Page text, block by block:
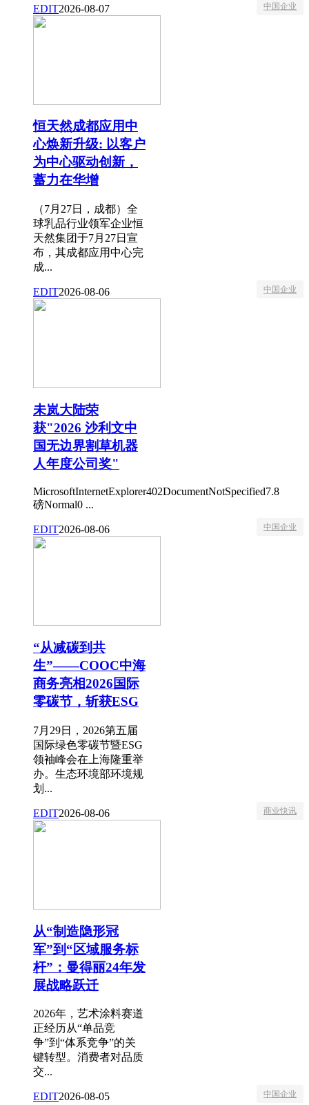
EDIT2026-08-07 中国企业
恒天然成都应用中
心焕新升级: 以客户
为中心驱动创新，
蓄力在华增
（7月27日，成都）全
球乳品行业领军企业恒
天然集团于7月27日宣
布，其成都应用中心完
成...
EDIT2026-08-06 中国企业
未岚大陆荣
获"2026 沙利文中
国无边界割草机器
人年度公司奖"
MicrosoftInternetExplorer402DocumentNotSpecified7.8
磅Normal0 ...
EDIT2026-08-06 中国企业
“从减碳到共
生”——COOC中海
商务亮相2026国际
零碳节，斩获ESG
7月29日，2026第五届
国际绿色零碳节暨ESG
领袖峰会在上海隆重举
办。生态环境部环境规
划...
EDIT2026-08-06 商业快讯
从“制造隐形冠
军”到“区域服务标
杆”：曼得丽24年发
展战略跃迁
2026年，艺术涂料赛道
正经历从“单品竞
争”到“体系竞争”的关
键转型。消费者对品质
交...
EDIT2026-08-05 中国企业